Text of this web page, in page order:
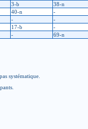
3-b 38-n
40-n -
- -
17-b -
- 69-n
systématique.